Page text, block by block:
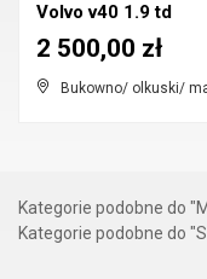
Volvo v40 1.9 td
Bukowno/ olkuski/
2 500,00 zł
Kategorie podobne do
Kategorie podobne do